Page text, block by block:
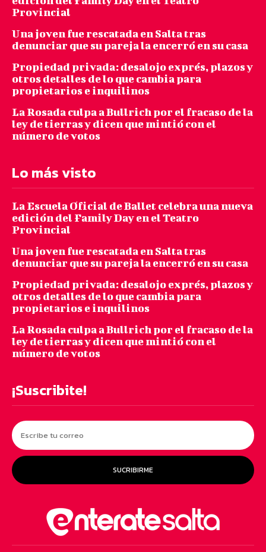
Provincial
Una joven fue rescatada en Salta tras
denunciar que su pareja la encerró en su casa
Propiedad privada: desalojo exprés, plazos y
otros detalles de lo que cambia para
propietarios e inquilinos
La Rosada culpa a Bullrich por el fracaso de la
ley de tierras y dicen que mintió con el
número de votos
Lo más visto
La Escuela Oficial de Ballet celebra una nueva
edición del Family Day en el Teatro
Provincial
Una joven fue rescatada en Salta tras
denunciar que su pareja la encerró en su casa
Propiedad privada: desalojo exprés, plazos y
otros detalles de lo que cambia para
propietarios e inquilinos
La Rosada culpa a Bullrich por el fracaso de la
ley de tierras y dicen que mintió con el
número de votos
¡Suscribite!
SUCRIBIRME